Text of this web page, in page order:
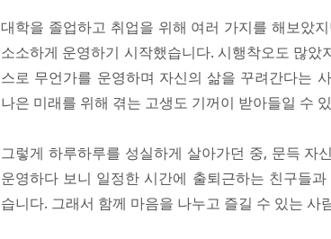
대학을 졸업하고 취업을 위해 여러 가지를 해보았
소소하게 운영하기 시작했습니다. 시행착오도 많
스로 무언가를 운영하며 자신의 삶을 꾸려간다는
나은 미래를 위해 겪는 고생도 기꺼이 받아들일 수
그렇게 하루하루를 성실하게 살아가던 중, 문득 자
운영하다 보니 일정한 시간에 출퇴근하는 친구들
습니다. 그래서 함께 마음을 나누고 즐길 수 있는 사